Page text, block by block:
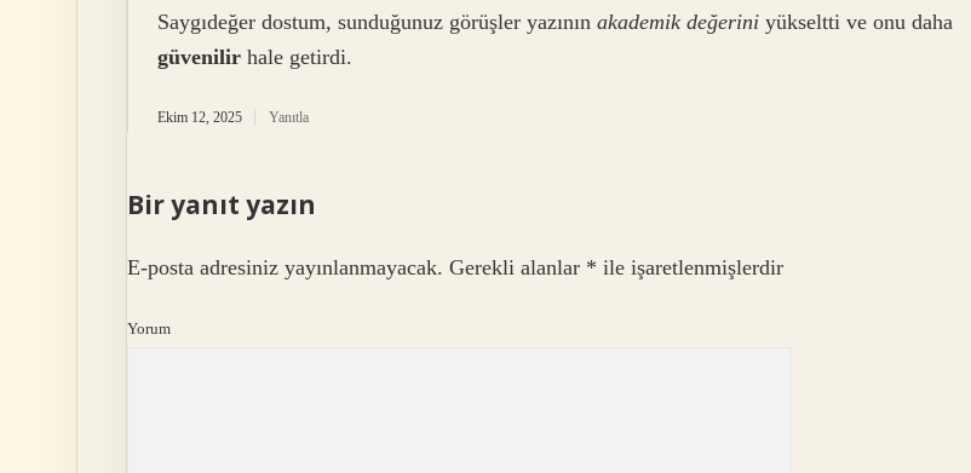
Saygıdeğer dostum, sunduğunuz görüşler yazının akademik değerini yükseltti ve onu daha
güvenilir hale getirdi.
Ekim 12, 2025 Yanıtla
Bir yanıt yazın
E-posta adresiniz yayınlanmayacak. Gerekli alanlar * ile işaretlenmişlerdir
Yorum